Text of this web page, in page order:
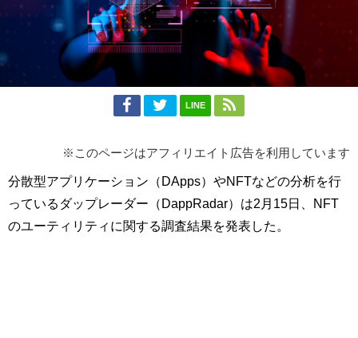
LINE
※このページはアフィリエイト広告を利用しています
分散型アプリケーション（DApps）やNFTなどの分析を行
っているダップレーダー（DappRadar）は2月15日、NFT
のユーティリティに関する調査結果を発表した。